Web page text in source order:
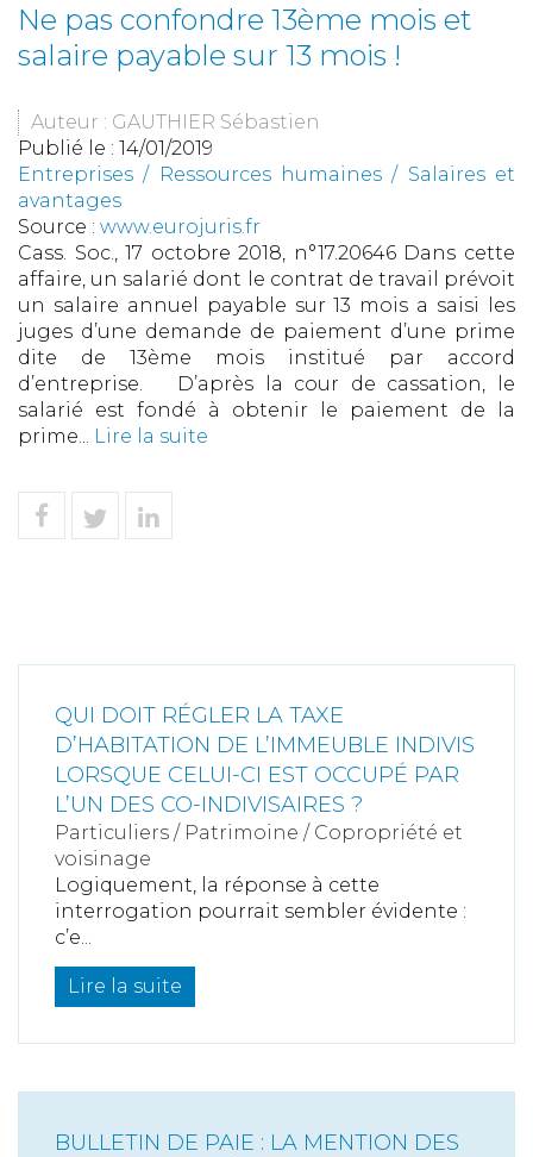
Ne pas confondre 13ème mois et
salaire payable sur 13 mois !
Auteur : GAUTHIER Sébastien
Publié le : 14/01/2019
Entreprises / Ressources humaines / Salaires et
avantages
Source : www.eurojuris.fr
Cass. Soc., 17 octobre 2018, n°17.20646 Dans cette
affaire, un salarié dont le contrat de travail prévoit
un salaire annuel payable sur 13 mois a saisi les
juges d’une demande de paiement d’une prime
dite de 13ème mois institué par accord
d’entreprise. D’après la cour de cassation, le
salarié est fondé à obtenir le paiement de la
prime...
Lire la suite
QUI DOIT RÉGLER LA TAXE
D’HABITATION DE L’IMMEUBLE INDIVIS
LORSQUE CELUI-CI EST OCCUPÉ PAR
L’UN DES CO-INDIVISAIRES ?
Particuliers / Patrimoine / Copropriété et
voisinage
Logiquement, la réponse à cette
interrogation pourrait sembler évidente :
c’e...
Lire la suite
BULLETIN DE PAIE : LA MENTION DES